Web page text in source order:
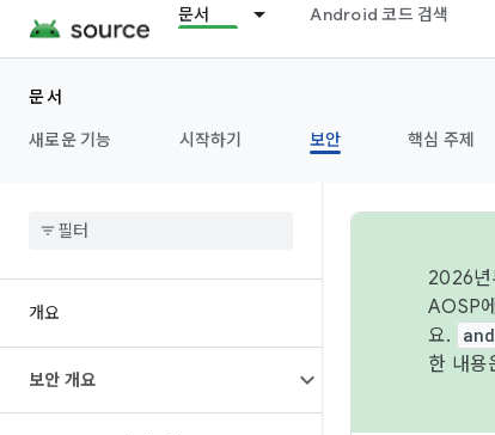
문서 Android 코드 검색
문서
새로운 기능
시작하기 보안 핵심 주제
개요
보안 개요
2026년
AOSP
요.
한 내용